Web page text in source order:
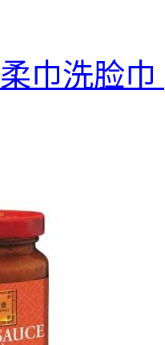
巾洗脸巾